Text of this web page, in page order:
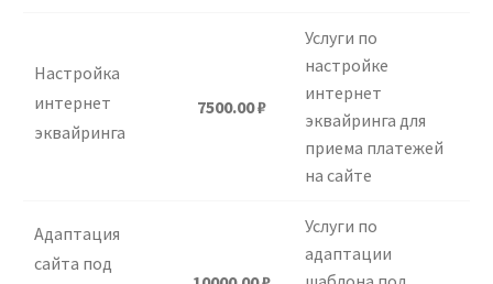
Настройка
интернет
эквайринга
7500.00₽
Услуги по
настройке
интернет
эквайринга для
приема платежей
на сайте
Адаптация
сайта под
Услуги по
адаптации